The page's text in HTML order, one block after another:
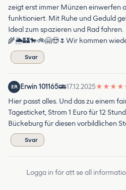
zeigt erst immer Münzen einwerfen
funktioniert. Mit Ruhe und Geduld
Ideal zum spazieren und Rad fahren.
🌾🌦🏰🐎🚲🤗😍🌷Wir kommen
Svar
ER Erwin 101165 17.12.2025★ ★ ★ ★
Hier passt alles. Und das zu einem
Tagesticket, Strom 1 Euro für 12
Bückeburg für diesen vorbildlichen
Svar
Logga in för att se all